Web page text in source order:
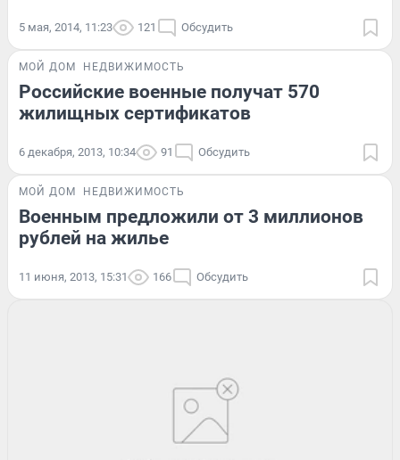
5 мая, 2014, 11:23 121 Обсудить
МОЙ ДОМ НЕДВИЖИМОСТЬ
Российские военные получат 570
жилищных сертификатов
6 декабря, 2013, 10:34 91 Обсудить
МОЙ ДОМ НЕДВИЖИМОСТЬ
Военным предложили от 3 миллионов
рублей на жилье
11 июня, 2013, 15:31 166 Обсудить